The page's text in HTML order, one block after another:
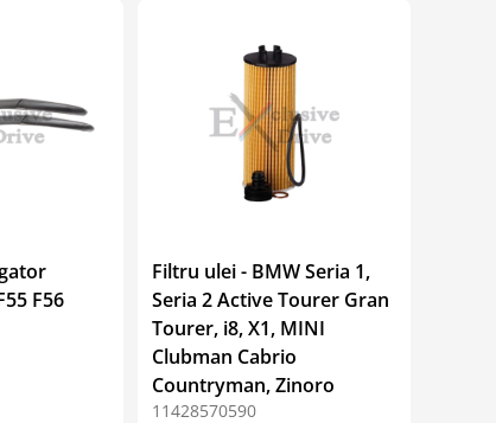
F56
Filtru ulei - BMW Seria 1,
Seria 2 Active Tourer Gran
Tourer, i8, X1, MINI
Clubman Cabrio
Countryman, Zinoro
11428570590